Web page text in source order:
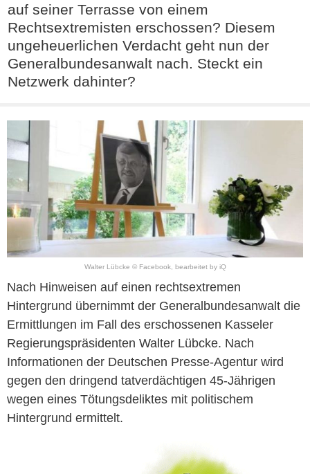
auf seiner Terrasse von einem
Rechtsextremisten erschossen? Diesem
ungeheuerlichen Verdacht geht nun der
Generalbundesanwalt nach. Steckt ein
Netzwerk dahinter?
Walter Lübcke © Facebook, bearbeitet by iQ
Nach Hinweisen auf einen rechtsextremen
Hintergrund übernimmt der Generalbundesanwalt die
Ermittlungen im Fall des erschossenen Kasseler
Regierungspräsidenten Walter Lübcke. Nach
Informationen der Deutschen Presse-Agentur wird
gegen den dringend tatverdächtigen 45-Jährigen
wegen eines Tötungsdeliktes mit politischem
Hintergrund ermittelt.